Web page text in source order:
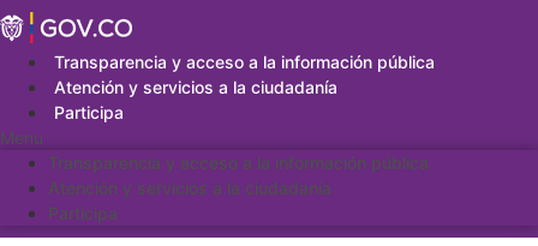
Saltar
al
contenidoTransparencia y acceso a la información pública
Atención y servicios a la ciudadanía
Participa
Menu
Transparencia y acceso a la información pública
Atención y servicios a la ciudadanía
Participa